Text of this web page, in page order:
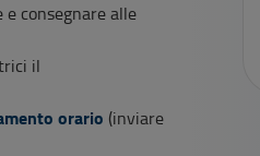
consegnare alle
il
orario (inviare